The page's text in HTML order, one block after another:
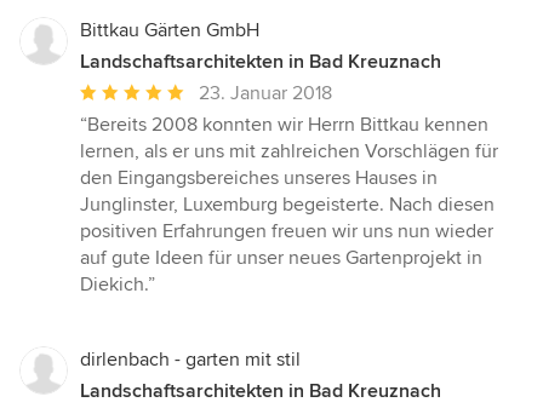
Bittkau Gärten GmbH
Landschaftsarchitekten in Bad Kreuznach
Durchschnittliche
Bewertung:
5
von
5
Sternen
23. Januar 2018
“Bereits 2008 konnten wir Herrn Bittkau kennen
lernen, als er uns mit zahlreichen Vorschlägen für
den Eingangsbereiches unseres Hauses in
Junglinster, Luxemburg begeisterte. Nach diesen
positiven Erfahrungen freuen wir uns nun wieder
auf gute Ideen für unser neues Gartenprojekt in
Diekich.”
dirlenbach - garten mit stil
Landschaftsarchitekten in Bad Kreuznach